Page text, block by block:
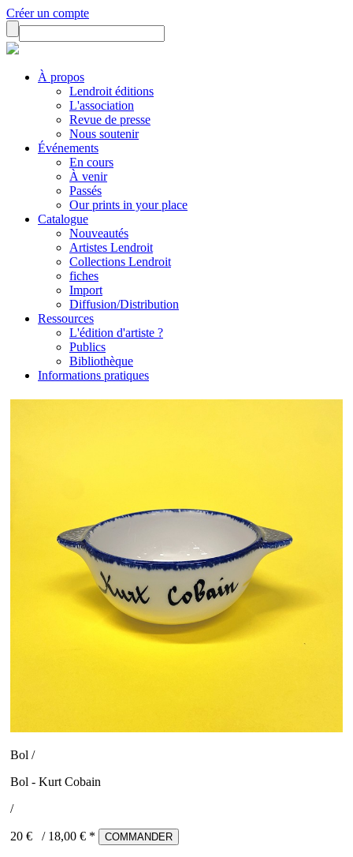
Créer un compte
À propos
Lendroit éditions
L'association
Revue de presse
Nous soutenir
Événements
En cours
À venir
Passés
Our prints in your place
Catalogue
Nouveautés
Artistes Lendroit
Collections Lendroit
fiches
Import
Diffusion/Distribution
Ressources
L'édition d'artiste ?
Publics
Bibliothèque
Informations pratiques
Bol /
Bol - Kurt Cobain
/
20 € / 18,00 € * COMMANDER